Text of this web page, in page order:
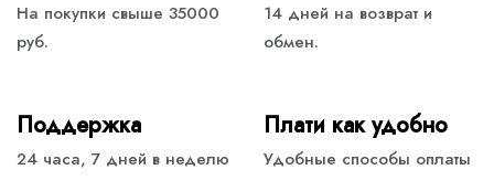
На покупки свыше 35000
руб.
14 дней на возврат и
обмен.
Поддержка
24 часа, 7 дней в неделю
Плати как удобно
Удобные способы оплаты